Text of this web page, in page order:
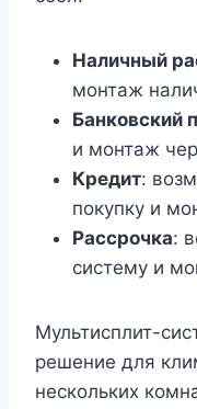
Наличный
монтаж
Банковский
и монтаж
Кредит:
покупку и
Рассрочка:
систему и
Мультисплит-
решение для
нескольких